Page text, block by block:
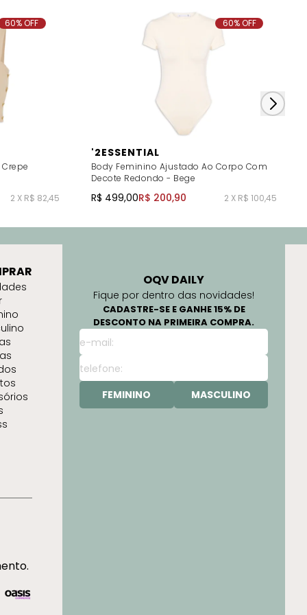
2 X R$ 82,45
60% OFF
'2ESSENTIAL
Body Feminino Ajustado Ao Corpo Com
Decote Redondo - Bege
R$ 499,00R$ 200,90 2 X R$ 100,45
60% OFF
OQV DAILY
Fique por dentro das novidades!
CADASTRE-SE E GANHE 15% DE
DESCONTO NA PRIMEIRA COMPRA.
FEMININO MASCULINO